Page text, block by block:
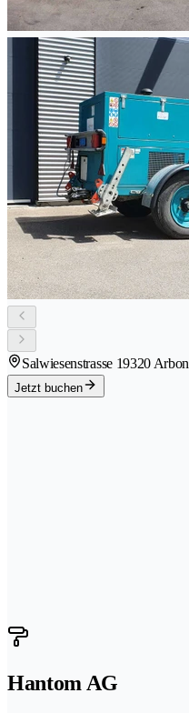
Salwiesenstrasse 19320 Arbon
Jetzt buchen
Hantom AG